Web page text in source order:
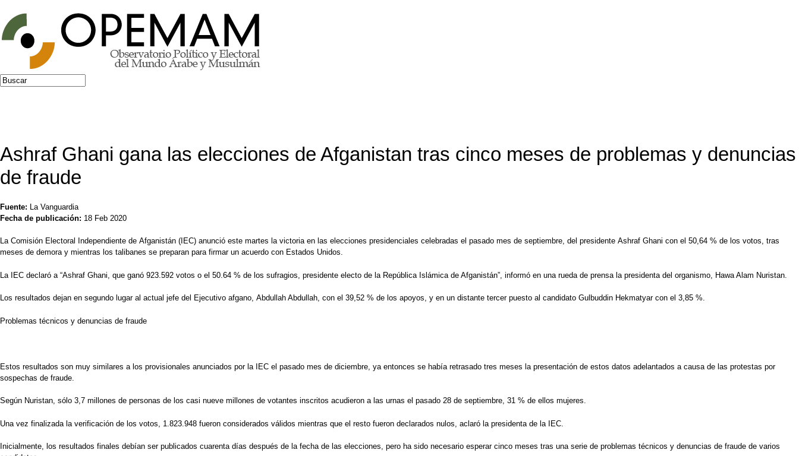
Jump to navigation
Formulario de búsqueda
Buscar
Ashraf Ghani gana las elecciones de Afganistan tras cinco meses de problemas y denuncias
de fraude
Fuente: La Vanguardia
Fecha de publicación: 18 Feb 2020
La Comisión Electoral Independiente de Afganistán (IEC) anunció este martes la victoria en las elecciones presidenciales celebradas el pasado mes de septiembre, del presidente Ashraf Ghani con el 50,64 % de los votos, tras
meses de demora y mientras los talibanes se preparan para firmar un acuerdo con Estados Unidos.
La IEC declaró a “Ashraf Ghani, que ganó 923.592 votos o el 50.64 % de los sufragios, presidente electo de la República Islámica de Afganistán”, informó en una rueda de prensa la presidenta del organismo, Hawa Alam Nuristan.
Los resultados dejan en segundo lugar al actual jefe del Ejecutivo afgano, Abdullah Abdullah, con el 39,52 % de los apoyos, y en un distante tercer puesto al candidato Gulbuddin Hekmatyar con el 3,85 %.
Problemas técnicos y denuncias de fraude
Estos resultados son muy similares a los provisionales anunciados por la IEC el pasado mes de diciembre, ya entonces se había retrasado tres meses la presentación de estos datos adelantados a causa de las protestas por
sospechas de fraude.
Según Nuristan, sólo 3,7 millones de personas de los casi nueve millones de votantes inscritos acudieron a las urnas el pasado 28 de septiembre, 31 % de ellos mujeres.
Una vez finalizada la verificación de los votos, 1.823.948 fueron considerados válidos mientras que el resto fueron declarados nulos, aclaró la presidenta de la IEC.
Inicialmente, los resultados finales debían ser publicados cuarenta días después de la fecha de las elecciones, pero ha sido necesario esperar cinco meses tras una serie de problemas técnicos y denuncias de fraude de varios